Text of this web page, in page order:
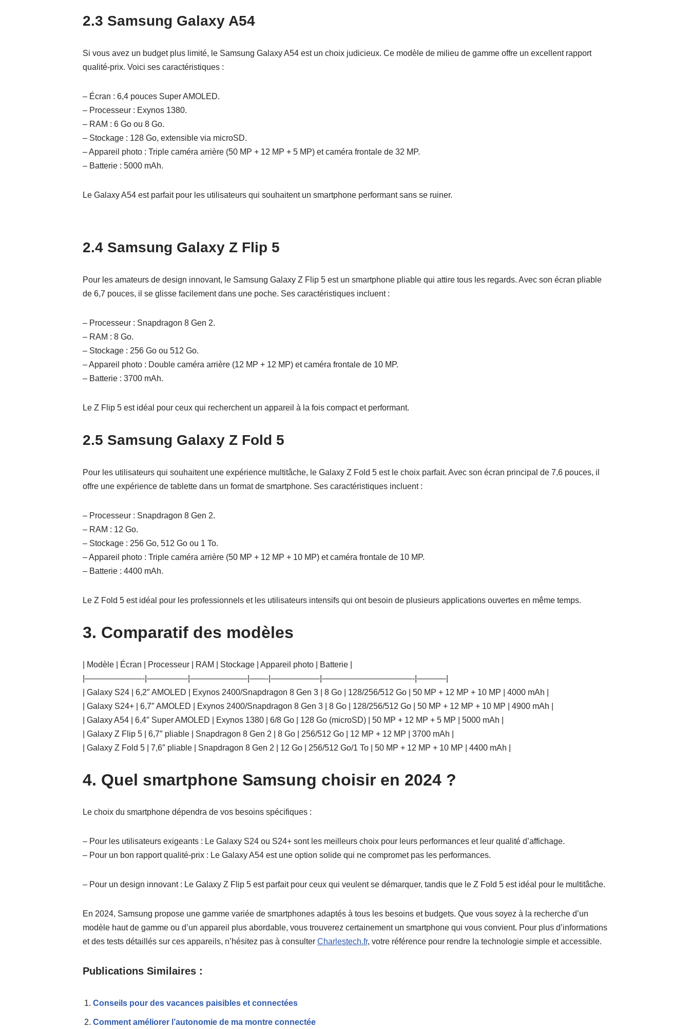
2.3 Samsung Galaxy A54
Si vous avez un budget plus limité, le Samsung Galaxy A54 est un choix judicieux. Ce modèle de milieu de gamme offre un excellent rapport
qualité-prix. Voici ses caractéristiques :
– Écran : 6,4 pouces Super AMOLED.
– Processeur : Exynos 1380.
– RAM : 6 Go ou 8 Go.
– Stockage : 128 Go, extensible via microSD.
– Appareil photo : Triple caméra arrière (50 MP + 12 MP + 5 MP) et caméra frontale de 32 MP.
– Batterie : 5000 mAh.
Le Galaxy A54 est parfait pour les utilisateurs qui souhaitent un smartphone performant sans se ruiner.
2.4 Samsung Galaxy Z Flip 5
Pour les amateurs de design innovant, le Samsung Galaxy Z Flip 5 est un smartphone pliable qui attire tous les regards. Avec son écran pliable
de 6,7 pouces, il se glisse facilement dans une poche. Ses caractéristiques incluent :
– Processeur : Snapdragon 8 Gen 2.
– RAM : 8 Go.
– Stockage : 256 Go ou 512 Go.
– Appareil photo : Double caméra arrière (12 MP + 12 MP) et caméra frontale de 10 MP.
– Batterie : 3700 mAh.
Le Z Flip 5 est idéal pour ceux qui recherchent un appareil à la fois compact et performant.
2.5 Samsung Galaxy Z Fold 5
Pour les utilisateurs qui souhaitent une expérience multitâche, le Galaxy Z Fold 5 est le choix parfait. Avec son écran principal de 7,6 pouces, il
offre une expérience de tablette dans un format de smartphone. Ses caractéristiques incluent :
– Processeur : Snapdragon 8 Gen 2.
– RAM : 12 Go.
– Stockage : 256 Go, 512 Go ou 1 To.
– Appareil photo : Triple caméra arrière (50 MP + 12 MP + 10 MP) et caméra frontale de 10 MP.
– Batterie : 4400 mAh.
Le Z Fold 5 est idéal pour les professionnels et les utilisateurs intensifs qui ont besoin de plusieurs applications ouvertes en même temps.
3. Comparatif des modèles
| Modèle | Écran | Processeur | RAM | Stockage | Appareil photo | Batterie |
|———————-|—————|———————|——-|——————|———————————-|———–|
| Galaxy S24 | 6,2″ AMOLED | Exynos 2400/Snapdragon 8 Gen 3 | 8 Go | 128/256/512 Go | 50 MP + 12 MP + 10 MP | 4000 mAh |
| Galaxy S24+ | 6,7″ AMOLED | Exynos 2400/Snapdragon 8 Gen 3 | 8 Go | 128/256/512 Go | 50 MP + 12 MP + 10 MP | 4900 mAh |
| Galaxy A54 | 6,4″ Super AMOLED | Exynos 1380 | 6/8 Go | 128 Go (microSD) | 50 MP + 12 MP + 5 MP | 5000 mAh |
| Galaxy Z Flip 5 | 6,7″ pliable | Snapdragon 8 Gen 2 | 8 Go | 256/512 Go | 12 MP + 12 MP | 3700 mAh |
| Galaxy Z Fold 5 | 7,6″ pliable | Snapdragon 8 Gen 2 | 12 Go | 256/512 Go/1 To | 50 MP + 12 MP + 10 MP | 4400 mAh |
4. Quel smartphone Samsung choisir en 2024 ?
Le choix du smartphone dépendra de vos besoins spécifiques :
– Pour les utilisateurs exigeants : Le Galaxy S24 ou S24+ sont les meilleurs choix pour leurs performances et leur qualité d’affichage.
– Pour un bon rapport qualité-prix : Le Galaxy A54 est une option solide qui ne compromet pas les performances.
– Pour un design innovant : Le Galaxy Z Flip 5 est parfait pour ceux qui veulent se démarquer, tandis que le Z Fold 5 est idéal pour le multitâche.
En 2024, Samsung propose une gamme variée de smartphones adaptés à tous les besoins et budgets. Que vous soyez à la recherche d’un
modèle haut de gamme ou d’un appareil plus abordable, vous trouverez certainement un smartphone qui vous convient. Pour plus d’informations
et des tests détaillés sur ces appareils, n’hésitez pas à consulter Charlestech.fr, votre référence pour rendre la technologie simple et accessible.
Publications Similaires :
Conseils pour des vacances paisibles et connectées
Comment améliorer l’autonomie de ma montre connectée